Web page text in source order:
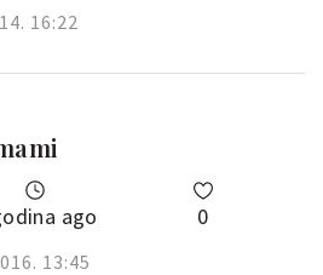
16:22
ago 0
13:45